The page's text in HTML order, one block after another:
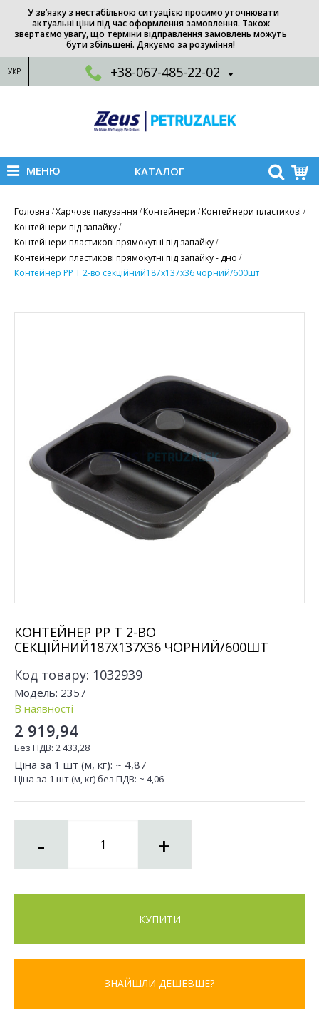
У зв’язку з нестабільною ситуацією просимо уточнювати
актуальні ціни під час оформлення замовлення. Також
звертаємо увагу, що терміни відправлення замовлень можуть
бути збільшені. Дякуємо за розуміння!
УКР +38-067-485-22-02
МЕНЮ КАТАЛОГ
Головна Харчове пакування Контейнери Контейнери пластикові
Контейнери під запайку
Контейнери пластикові прямокутні під запайку
Контейнери пластикові прямокутні під запайку - дно
Контейнер РР Т 2-во секційний187х137х36 чорний/600шт
КОНТЕЙНЕР РР Т 2-ВО
СЕКЦІЙНИЙ187Х137Х36 ЧОРНИЙ/600ШТ
Код товару: 1032939
Модель: 2357
В наявності
2 919,94
Без ПДВ: 2 433,28
Ціна за 1 шт (м, кг): ~ 4,87
Ціна за 1 шт (м, кг) без ПДВ: ~ 4,06
- +
КУПИТИ
ЗНАЙШЛИ ДЕШЕВШЕ?